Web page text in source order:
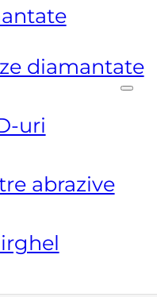
diamantate
uri
abrazive